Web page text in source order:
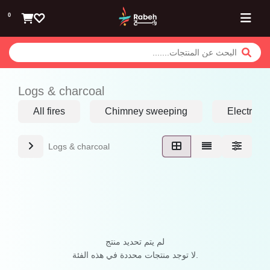
0
Logs & charcoal
All fires Chimney sweeping Electric
Logs & charcoal
لم يتم تحديد منتج